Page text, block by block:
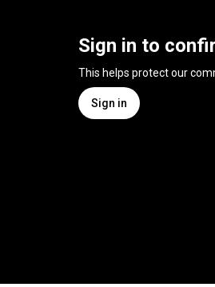
Sign in to
This helps protect our
Sign in